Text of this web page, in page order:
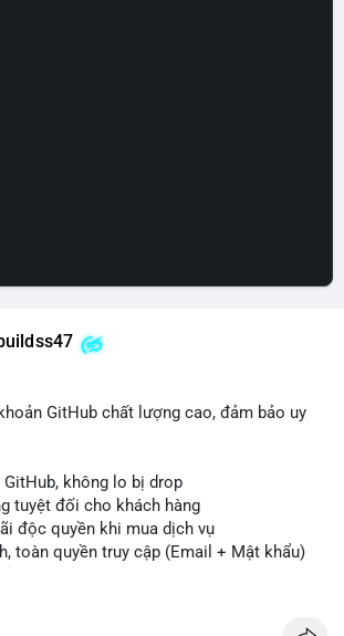
GitHub chất lượng cao, đảm bảo uy
không lo bị drop
tuyệt đối cho khách hàng
độc quyền khi mua dịch vụ
toàn quyền truy cập (Email + Mật khẩu)